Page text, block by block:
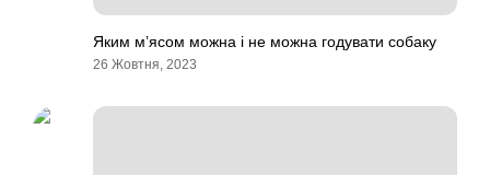
Яким м’ясом можна і не можна годувати собаку
26 Жовтня, 2023